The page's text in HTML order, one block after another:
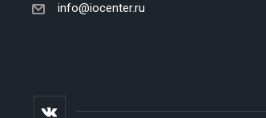
info@iocenter.ru